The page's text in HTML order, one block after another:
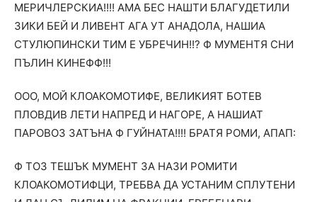
МЕРИЧЛЕРСКИА!!!! АМА БЕС НАШТИ БЛАГУДЕТИЛИ
ЗИКИ БЕЙ И ЛИВЕНТ АГА УТ АНАДОЛА, НАШИА
СТУЛЮПИНСКИ ТИМ Е УБРЕЧИН!!? Ф МУМЕНТЯ СНИ
ПЪЛИН КИНЕФФ!!!
ООО, МОЙ КЛОАКОМОТИФЕ, ВЕЛИКИЯТ БОТЕВ
ПЛОВДИВ ЛЕТИ НАПРЕД И НАГОРЕ, А НАШИАТ
ПАРОВОЗ ЗАТЪНА Ф ГУЙНАТА!!!! БРАТЯ РОМИ, АПАП:
Ф ТОЗ ТЕШЪК МУМЕНТ ЗА НАЗИ РОМИТИ
КЛОАКОМОТИФЦИ, ТРЕБВА ДА УСТАНИМ СПЛУТЕНИ